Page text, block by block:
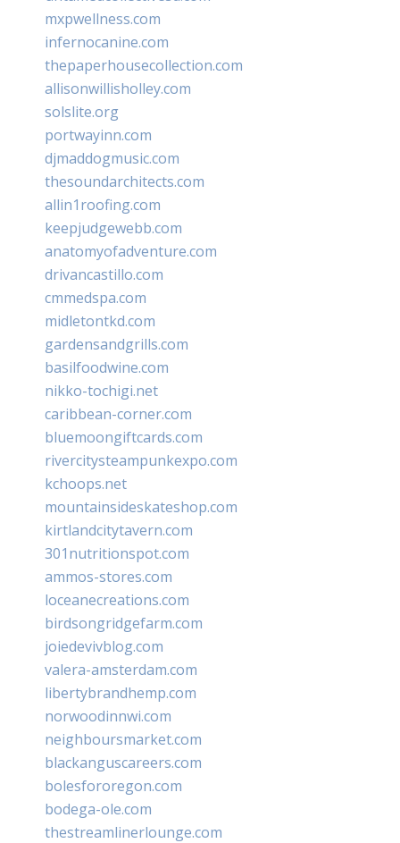
mxpwellness.com
infernocanine.com
thepaperhousecollection.com
allisonwillisholley.com
solslite.org
portwayinn.com
djmaddogmusic.com
thesoundarchitects.com
allin1roofing.com
keepjudgewebb.com
anatomyofadventure.com
drivancastillo.com
cmmedspa.com
midletontkd.com
gardensandgrills.com
basilfoodwine.com
nikko-tochigi.net
caribbean-corner.com
bluemoongiftcards.com
rivercitysteampunkexpo.com
kchoops.net
mountainsideskateshop.com
kirtlandcitytavern.com
301nutritionspot.com
ammos-stores.com
loceanecreations.com
birdsongridgefarm.com
joiedevivblog.com
valera-amsterdam.com
libertybrandhemp.com
norwoodinnwi.com
neighboursmarket.com
blackanguscareers.com
bolesfororegon.com
bodega-ole.com
thestreamlinerlounge.com